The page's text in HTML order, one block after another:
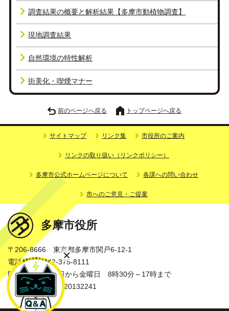
調査結果の概要と解析結果【多摩市動植物調査】
現地調査結果
自然環境の特性解析
街美化・喫煙マナー
前のページへ戻る トップページへ戻る
サイトマップ リンク集 市役所のご案内
リンクの取り扱い（リンクポリシー）
多摩市公式ホームページについて 各課への問い合わせ
市へのご意見・ご提案
多摩市役所
〒206-8666 東京都多摩市関戸6-12-1
電話番号：042-375-8111
開庁時間：月曜日から金曜日 8時30分～17時まで
法人番号：3000020132241